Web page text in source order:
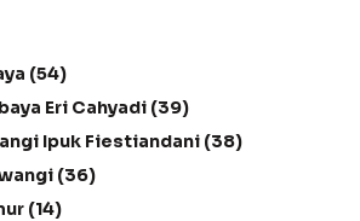
(54)
Eri Cahyadi (39)
Ipuk Fiestiandani (38)
(36)
(14)